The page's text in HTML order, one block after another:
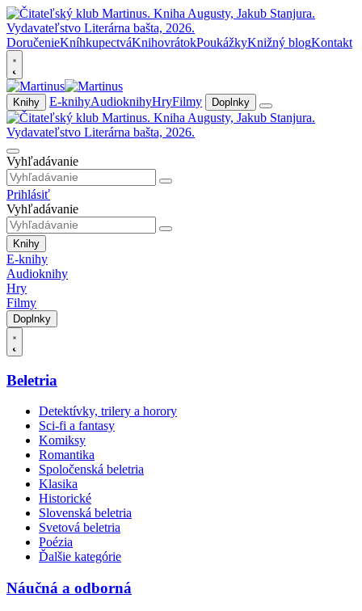
DoručenieKníhkupectváKnihovrátokPoukážkyKnižný blogKontakt
Knihy E-knihyAudioknihyHryFilmy Doplnky
Vyhľadávanie
Prihlásiť
Vyhľadávanie
Knihy
E-knihy
Audioknihy
Hry
Filmy
Doplnky
Beletria
Detektívky, trilery a horory
Sci-fi a fantasy
Komiksy
Romantika
Spoločenská beletria
Klasika
Historické
Slovenská beletria
Svetová beletria
Poézia
Ďalšie kategórie
Náučná a odborná